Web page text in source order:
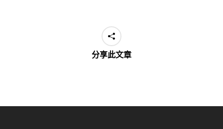
分享此文章